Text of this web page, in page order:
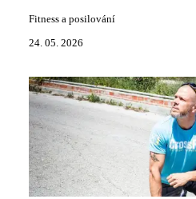
Fitness a posilování
24. 05. 2026